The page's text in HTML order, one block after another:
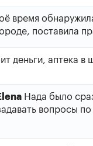
время
поставила
деньги, аптека в
Нада было
вопросы